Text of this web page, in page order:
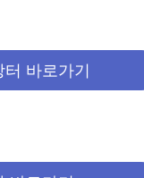
바로가기